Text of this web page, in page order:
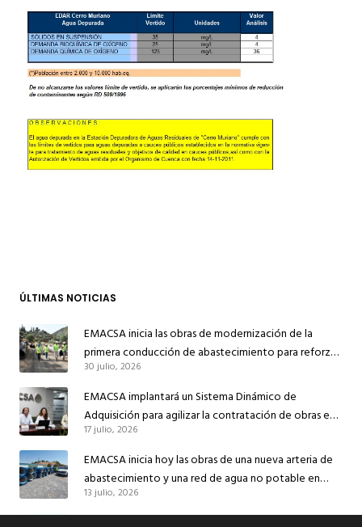
ÚLTIMAS NOTICIAS
EMACSA inicia las obras de modernización de la
primera conducción de abastecimiento para reforzar
el suministro de agua de Córdoba
30 julio, 2026
EMACSA implantará un Sistema Dinámico de
Adquisición para agilizar la contratación de obras en
sus redes e instalaciones
17 julio, 2026
EMACSA inicia hoy las obras de una nueva arteria de
abastecimiento y una red de agua no potable en
Ingeniero Ruiz de Azúa
13 julio, 2026